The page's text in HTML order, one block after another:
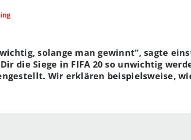
solange man gewinnt“, sagte
die Siege in FIFA 20 so unwichtig
Wir erklären beispielsweise,